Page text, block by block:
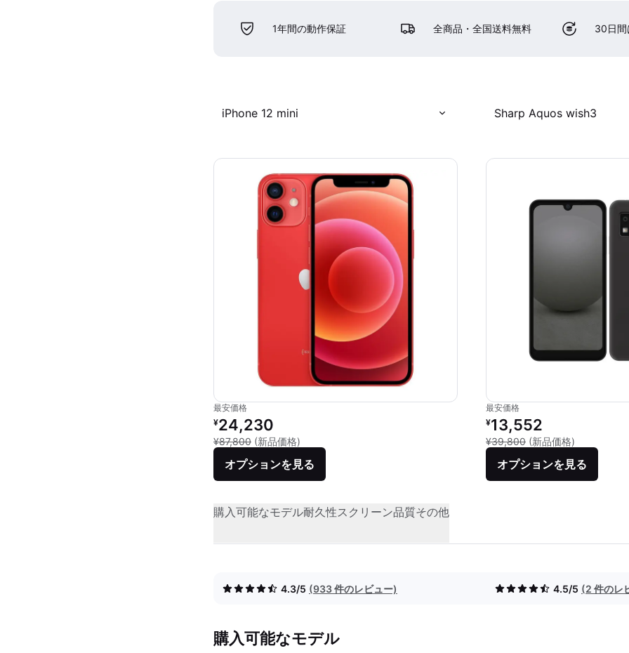
1年間の動作保証 全商品・全国送料無料 30日間
iPhone 12 mini Sharp Aquos wish3
最安価格
リファービッシュ品の価格：
¥24,230
¥87,800 (新品価格)
オプションを見る
最安価格
リファービッシュ品の価格：
¥13,552
¥39,800 (新品価格)
オプションを見る
購入可能なモデル耐久性スクリーン品質その他
4.3/5 (933 件のレビュー) 4.5/5 (2 件のレ
購入可能なモデル